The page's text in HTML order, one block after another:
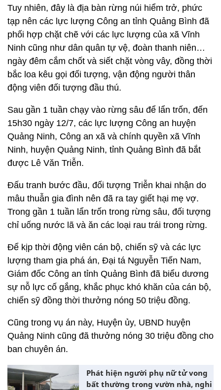
Tuy nhiên, đây là địa bàn rừng núi hiểm trở, phức
tạp nên các lực lượng Công an tỉnh Quảng Bình đã
phối hợp chặt chẽ với các lực lượng của xã Vĩnh
Ninh cũng như dân quân tự vệ, đoàn thanh niên…
ngày đêm cắm chốt và siết chặt vòng vây, đồng thời
bắc loa kêu gọi đối tượng, vận động người thân
động viên đối tượng đầu thú.
Sau gần 1 tuần chạy vào rừng sâu để lẩn trốn, đến
15h30 ngày 12/7, các lực lượng Công an huyện
Quảng Ninh, Công an xã và chính quyền xã Vĩnh
Ninh, huyện Quảng Ninh, tỉnh Quảng Bình đã bắt
được Lê Văn Triễn.
Đấu tranh bước đầu, đối tượng Triễn khai nhận do
mâu thuẫn gia đình nên đã ra tay giết hại mẹ vợ.
Trong gần 1 tuần lẩn trốn trong rừng sâu, đối tượng
chỉ uống nước lã và ăn các loại rau trái trong rừng.
Để kịp thời động viên cán bộ, chiến sỹ và các lực
lượng tham gia phá án, Đại tá Nguyễn Tiến Nam,
Giám đốc Công an tỉnh Quảng Bình đã biểu dương
sự nỗ lực cố gắng, khắc phục khó khăn của cán bộ,
chiến sỹ đồng thời thưởng nóng 50 triệu đồng.
Cũng trong vụ án này, Huyện ủy, UBND huyện
Quảng Ninh cũng đã thưởng nóng 30 triệu đồng cho
ban chuyên án.
Phát hiện người phụ nữ tử vong
bất thường trong vườn nhà, nghi